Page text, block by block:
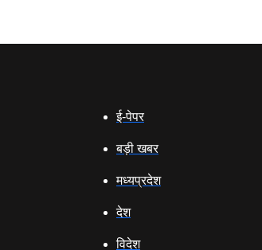
ई‑पेपर
बड़ी खबर
मध्‍यप्रदेश
देश
विदेश